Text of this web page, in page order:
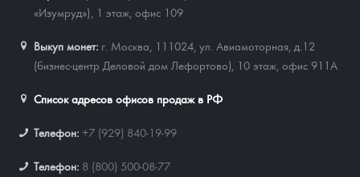
«Изумруд»), 1 этаж, офис 109
Выкуп монет: г. Москва, 111024, ул. Авиамоторная, д.12
(бизнес-центр Деловой дом Лефортово), 10 этаж, офис 911А
Список адресов офисов продаж в РФ
Телефон: +7 (929) 840-19-99
Телефон: 8 (800) 500-08-77